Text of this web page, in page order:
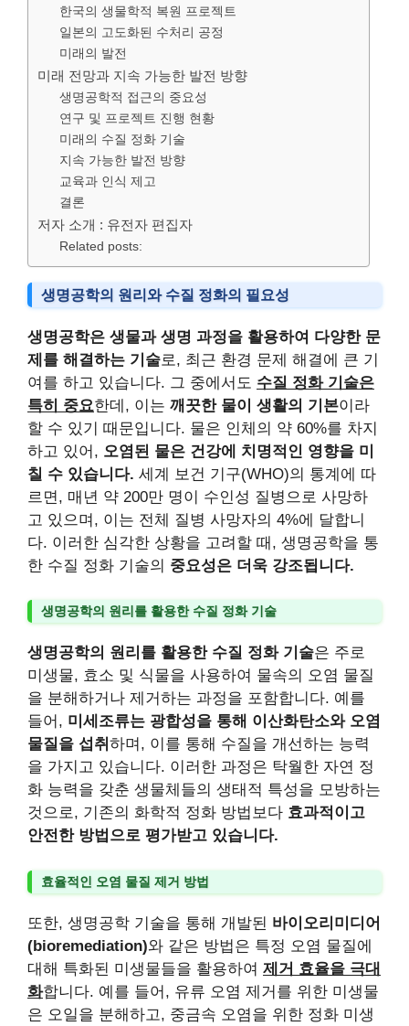
한국의 생물학적 복원 프로젝트
일본의 고도화된 수처리 공정
미래의 발전
미래 전망과 지속 가능한 발전 방향
생명공학적 접근의 중요성
연구 및 프로젝트 진행 현황
미래의 수질 정화 기술
지속 가능한 발전 방향
교육과 인식 제고
결론
저자 소개 : 유전자 편집자
Related posts:
생명공학의 원리와 수질 정화의 필요성
생명공학은 생물과 생명 과정을 활용하여 다양한 문
제를 해결하는 기술로, 최근 환경 문제 해결에 큰 기
여를 하고 있습니다. 그 중에서도 수질 정화 기술은
특히 중요한데, 이는 깨끗한 물이 생활의 기본이라
할 수 있기 때문입니다. 물은 인체의 약 60%를 차지
하고 있어, 오염된 물은 건강에 치명적인 영향을 미
칠 수 있습니다. 세계 보건 기구(WHO)의 통계에 따
르면, 매년 약 200만 명이 수인성 질병으로 사망하
고 있으며, 이는 전체 질병 사망자의 4%에 달합니
다. 이러한 심각한 상황을 고려할 때, 생명공학을 통
한 수질 정화 기술의 중요성은 더욱 강조됩니다.
생명공학의 원리를 활용한 수질 정화 기술
생명공학의 원리를 활용한 수질 정화 기술은 주로
미생물, 효소 및 식물을 사용하여 물속의 오염 물질
을 분해하거나 제거하는 과정을 포함합니다. 예를
들어, 미세조류는 광합성을 통해 이산화탄소와 오염
물질을 섭취 하며, 이를 통해 수질을 개선하는 능력
을 가지고 있습니다. 이러한 과정은 탁월한 자연 정
화 능력을 갖춘 생물체들의 생태적 특성을 모방하는
것으로, 기존의 화학적 정화 방법보다 효과적이고
안전한 방법으로 평가받고 있습니다.
효율적인 오염 물질 제거 방법
또한, 생명공학 기술을 통해 개발된 바이오리미디어
(bioremediation)와 같은 방법은 특정 오염 물질에
대해 특화된 미생물들을 활용하여 제거 효율을 극대
화합니다. 예를 들어, 유류 오염 제거를 위한 미생물
은 오일을 분해하고, 중금속 오염을 위한 정화 미생